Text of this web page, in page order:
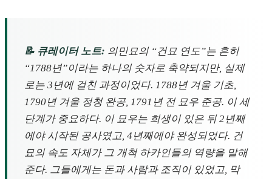
📝 큐레이터 노트: 의민묘의 “건묘 연도”는 흔히
“1788년”이라는 하나의 숫자로 축약되지만, 실제
로는 3년에 걸친 과정이었다. 1788년 겨울 기초,
1790년 겨울 정청 완공, 1791년 전 묘우 준공. 이 세
단계가 중요하다. 이 묘우는 희생이 있은 뒤 2년째
에야 시작된 공사였고, 4년째에야 완성되었다. 건
묘의 속도 자체가 그 개척 하카인들의 역량을 말해
준다. 그들에게는 돈과 사람과 조직이 있었고, 막